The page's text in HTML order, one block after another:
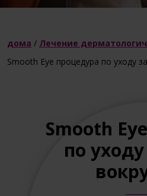
дома / Лечение
Smooth Eye процедура по уходу
Smooth
по